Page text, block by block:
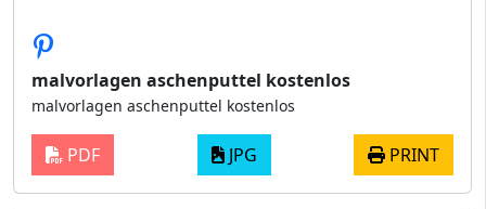
malvorlagen aschenputtel kostenlos
malvorlagen aschenputtel kostenlos
PDF JPG PRINT